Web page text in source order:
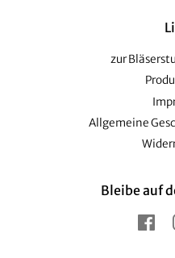
zur
Allgemeine
Bleibe auf